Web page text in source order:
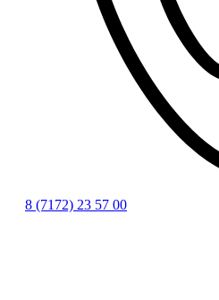
8 (7172) 23 57 00